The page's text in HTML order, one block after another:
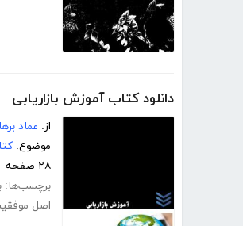
دانلود کتاب آموزش بازاریابی
از: عماد
موضوع:
۲۸ صفحه
برچسب‌ها:
اصل